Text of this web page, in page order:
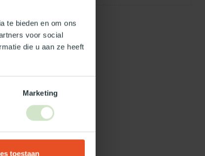
te bieden en om ons
voor social
die u aan ze heeft
Marketing
toestaan